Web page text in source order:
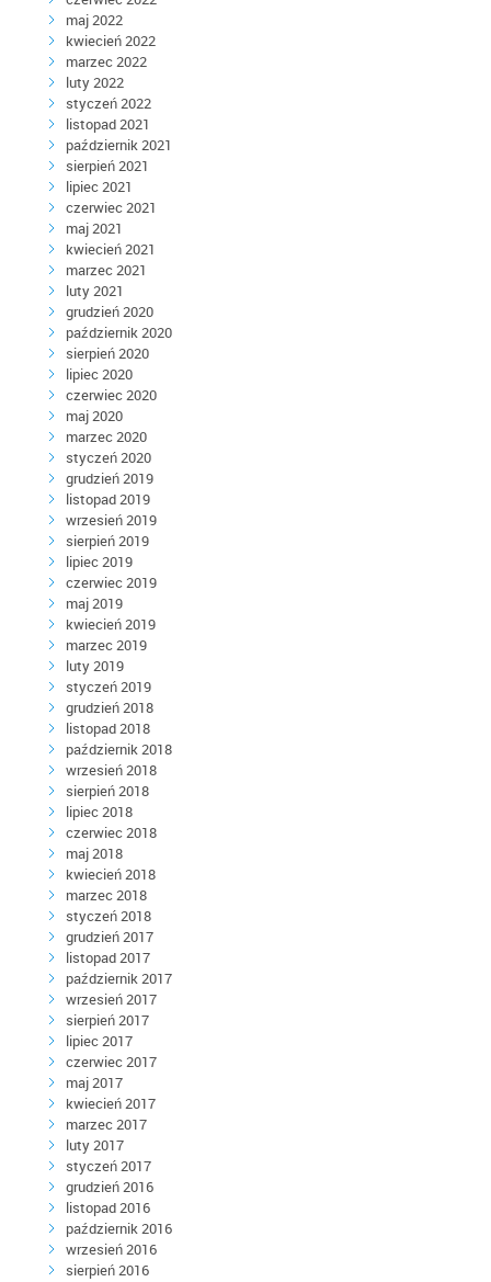
maj 2022
kwiecień 2022
marzec 2022
luty 2022
styczeń 2022
listopad 2021
październik 2021
sierpień 2021
lipiec 2021
czerwiec 2021
maj 2021
kwiecień 2021
marzec 2021
luty 2021
grudzień 2020
październik 2020
sierpień 2020
lipiec 2020
czerwiec 2020
maj 2020
marzec 2020
styczeń 2020
grudzień 2019
listopad 2019
wrzesień 2019
sierpień 2019
lipiec 2019
czerwiec 2019
maj 2019
kwiecień 2019
marzec 2019
luty 2019
styczeń 2019
grudzień 2018
listopad 2018
październik 2018
wrzesień 2018
sierpień 2018
lipiec 2018
czerwiec 2018
maj 2018
kwiecień 2018
marzec 2018
styczeń 2018
grudzień 2017
listopad 2017
październik 2017
wrzesień 2017
sierpień 2017
lipiec 2017
czerwiec 2017
maj 2017
kwiecień 2017
marzec 2017
luty 2017
styczeń 2017
grudzień 2016
listopad 2016
październik 2016
wrzesień 2016
sierpień 2016